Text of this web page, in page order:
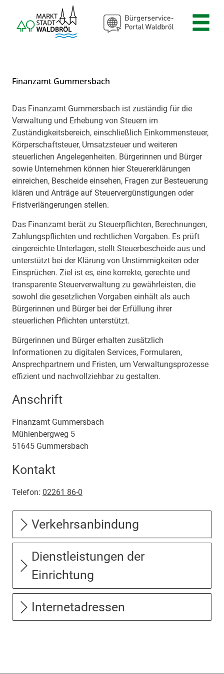
Zum Hauptinhalt springen
Finanzamt Gummersbach
Beschreibung
Das Finanzamt Gummersbach ist zuständig für die
Verwaltung und Erhebung von Steuern im
Zuständigkeitsbereich, einschließlich Einkommensteuer,
Körperschaftsteuer, Umsatzsteuer und weiteren
steuerlichen Angelegenheiten. Bürgerinnen und Bürger
sowie Unternehmen können hier Steuererklärungen
einreichen, Bescheide einsehen, Fragen zur Besteuerung
klären und Anträge auf Steuervergünstigungen oder
Fristverlängerungen stellen.
Das Finanzamt berät zu Steuerpflichten, Berechnungen,
Zahlungspflichten und rechtlichen Vorgaben. Es prüft
eingereichte Unterlagen, stellt Steuerbescheide aus und
unterstützt bei der Klärung von Unstimmigkeiten oder
Einsprüchen. Ziel ist es, eine korrekte, gerechte und
transparente Steuerverwaltung zu gewährleisten, die
sowohl die gesetzlichen Vorgaben einhält als auch
Bürgerinnen und Bürger bei der Erfüllung ihrer
steuerlichen Pflichten unterstützt.
Bürgerinnen und Bürger erhalten zusätzlich
Informationen zu digitalen Services, Formularen,
Ansprechpartnern und Fristen, um Verwaltungsprozesse
effizient und nachvollziehbar zu gestalten.
Anschrift
Finanzamt Gummersbach
Mühlenbergweg 5
51645 Gummersbach
Kontakt
Telefon: 02261 86-0
Verkehrsanbindung
Dienstleistungen der
Einrichtung
Internetadressen